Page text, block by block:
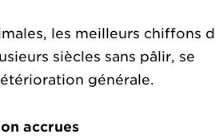
les meilleurs chiffons
siècles sans pâlir, se
générale.
accrues